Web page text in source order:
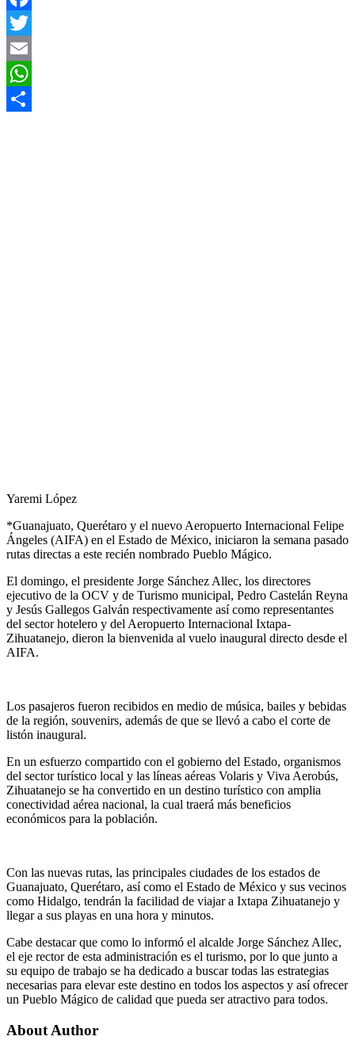
Facebook
Twitter
Email
WhatsApp
Yaremi López
*Guanajuato, Querétaro y el nuevo Aeropuerto Internacional Felipe
Ángeles (AIFA) en el Estado de México, iniciaron la semana pasado
rutas directas a este recién nombrado Pueblo Mágico.
El domingo, el presidente Jorge Sánchez Allec, los directores
ejecutivo de la OCV y de Turismo municipal, Pedro Castelán Reyna
y Jesús Gallegos Galván respectivamente así como representantes
del sector hotelero y del Aeropuerto Internacional Ixtapa-
Zihuatanejo, dieron la bienvenida al vuelo inaugural directo desde el
AIFA.
Los pasajeros fueron recibidos en medio de música, bailes y bebidas
de la región, souvenirs, además de que se llevó a cabo el corte de
listón inaugural.
En un esfuerzo compartido con el gobierno del Estado, organismos
del sector turístico local y las líneas aéreas Volaris y Viva Aerobús,
Zihuatanejo se ha convertido en un destino turístico con amplia
conectividad aérea nacional, la cual traerá más beneficios
económicos para la población.
Con las nuevas rutas, las principales ciudades de los estados de
Guanajuato, Querétaro, así como el Estado de México y sus vecinos
como Hidalgo, tendrán la facilidad de viajar a Ixtapa Zihuatanejo y
llegar a sus playas en una hora y minutos.
Cabe destacar que como lo informó el alcalde Jorge Sánchez Allec,
el eje rector de esta administración es el turismo, por lo que junto a
su equipo de trabajo se ha dedicado a buscar todas las estrategias
necesarias para elevar este destino en todos los aspectos y así ofrecer
un Pueblo Mágico de calidad que pueda ser atractivo para todos.
About Author